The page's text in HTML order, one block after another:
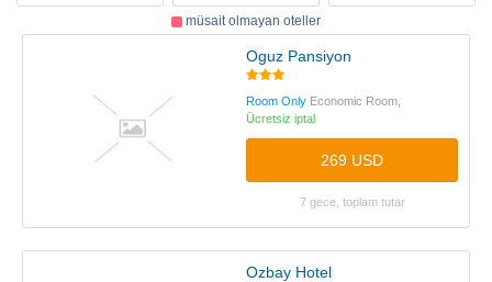
müsait olmayan oteller
Oguz Pansiyon
Room Only Economic Room,
Ücretsiz iptal
269 USD
7 gece, toplam tutar
Ozbay Hotel